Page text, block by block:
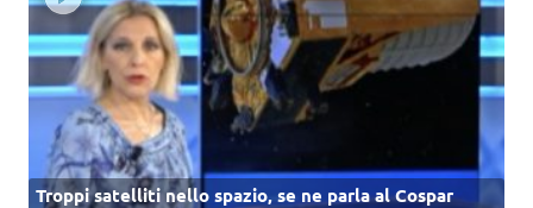
Troppi satelliti nello spazio, se ne parla al Cospar